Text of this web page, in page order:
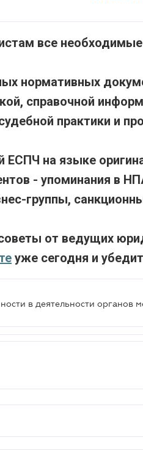
все
нормативных
справочной
практики и
на языке
- упоминания в
группы,
от ведущих
уже сегодня и